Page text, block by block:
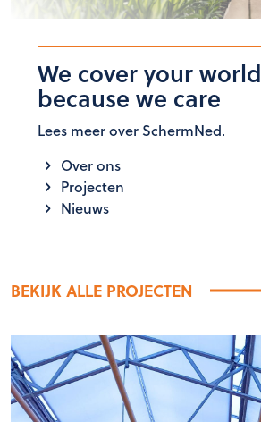
We cover your world
because we care
Lees meer over SchermNed.
Over ons
Projecten
Nieuws
BEKIJK ALLE PROJECTEN